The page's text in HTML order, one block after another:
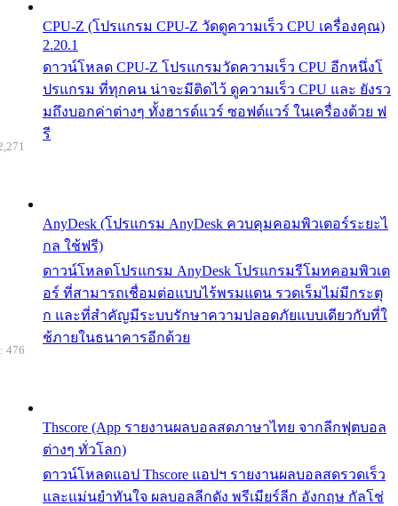
CPU-Z (โปรแกรม CPU-Z วัดดูความเร็ว CPU เครื่องคุณ)
2.20.1
ดาวน์โหลด CPU-Z โปรแกรมวัดความเร็ว CPU อีกหนึ่งโ
ปรแกรม ที่ทุกคน น่าจะมีติดไว้ ดูความเร็ว CPU และ ยังรว
มถึงบอกค่าต่างๆ ทั้งฮารด์แวร์ ซอฟต์แวร์ ในเครื่องด้วย ฟ
รี
AnyDesk (โปรแกรม AnyDesk ควบคุมคอมพิวเตอร์ระยะไ
กล ใช้ฟรี)
ดาวน์โหลดโปรแกรม AnyDesk โปรแกรมรีโมทคอมพิวเต
อร์ ที่สามารถเชื่อมต่อแบบไร้พรมแดน รวดเร็มไม่มีกระตุ
ก และที่สำคัญมีระบบรักษาความปลอดภัยแบบเดียวกับที่ใ
ช้ภายในธนาคารอีกด้วย
Thscore (App รายงานผลบอลสดภาษาไทย จากลีกฟุตบอล
ต่างๆ ทั่วโลก)
ดาวน์โหลดแอป Thscore แอปฯ รายงานผลบอลสดรวดเร็ว
และแม่นยำทันใจ ผลบอลลีกดัง พรีเมียร์ลีก อังกฤษ กัลโช่
476